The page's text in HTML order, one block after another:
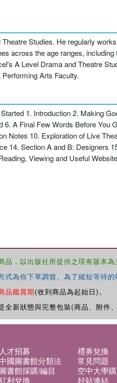
Studies. He regularly
across the age ranges,
A Level Drama and Theatre
Arts Faculty.
1. Introduction 2. Making
A Final Few Words Before You
Notes 10. Exploration of Live
14. Section A and B: Designers
Viewing and Useful
，以出版社所提供之現有版本
為你下單調貨。為了縮短等待
品鑑賞期(收到商品為起始日)。
新狀態與完整包裝(商品、附件
人才招募 禮券兌換
中國圖書館分類法 常見問題
圖書館採購/編目 空中大學
利兌換 好站連結